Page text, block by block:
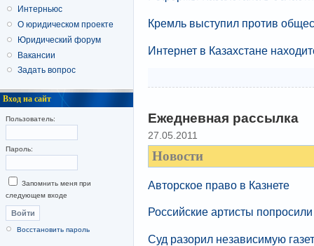
Кремль выступил против
Интернет в Казахстане
Ежедневная рассылка
27.05.2011
Новости
Авторское право в Казнете
Российские артисты
Суд разорил независимую
Интерньюс
О юридическом проекте
Юридический форум
Вакансии
Задать вопрос
Вход на сайт
Пользователь:
Пароль:
Запомнить меня при
следующем входе
Восстановить пароль